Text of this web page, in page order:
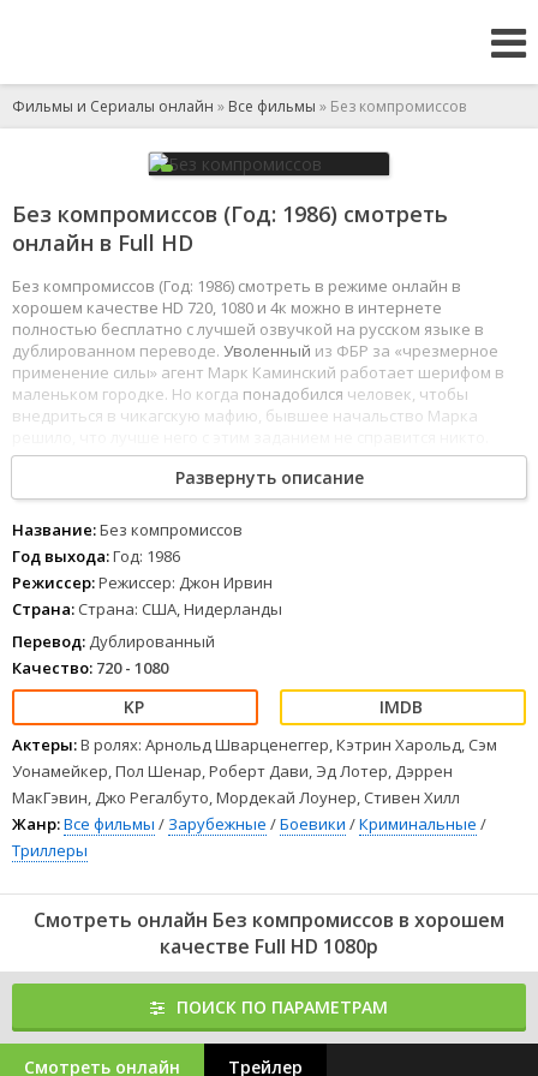
Фильмы и Сериалы онлайн » Все фильмы » Без компромиссов
Без компромиссов (Год: 1986) смотреть
онлайн в Full HD
Без компромиссов (Год: 1986) смотреть в режиме онлайн в
хорошем качестве HD 720, 1080 и 4к можно в интернете
полностью бесплатно с лучшей озвучкой на русском языке в
дублированном переводе. Уволенный из ФБР за «чрезмерное
применение силы» агент Марк Каминский работает шерифом в
маленьком городке. Но когда понадобился человек, чтобы
внедриться в чикагскую мафию, бывшее начальство Марка
Марку придется действовать без всякой поддержки местной
полиции, ничего не знающей о его тайной миссии. Действуя в
одиночку против целого гангстерского синдиката, Марк должен
«взять» могущественного и жестокого главу чикагской
организованной преступности.
В случае успеха Марка провозгласят героем и восстановят на
службе. Не привыкший отступать перед опасностью, Марк
охотно берется за дело. Он полон решимости «железной рукой»
навести порядок в Чикаго…
12345 678
Развернуть описание
Название:Без компромиссов
Год выхода:Год: 1986
Режиссер:Режиссер: Джон Ирвин
Страна: Страна: США, Нидерланды
Перевод: Дублированный
Качество: 720 - 1080
Актеры:В ролях: Арнольд Шварценеггер, Кэтрин Харольд, Сэм
Уонамейкер, Пол Шенар, Роберт Дави, Эд Лотер, Дэррен
МакГэвин, Джо Регалбуто, Мордекай Лоунер, Стивен Хилл
Жанр:Все фильмы / Зарубежные /Боевики /Криминальные /
Триллеры
Смотреть онлайн Без компромиссов в хорошем
качестве Full HD 1080p
ПОИСК ПО ПАРАМЕТРАМ
Смотреть онлайн Трейлер